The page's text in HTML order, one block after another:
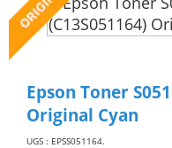
Epson Toner
Original Cyan
UGS : EPSS051164.